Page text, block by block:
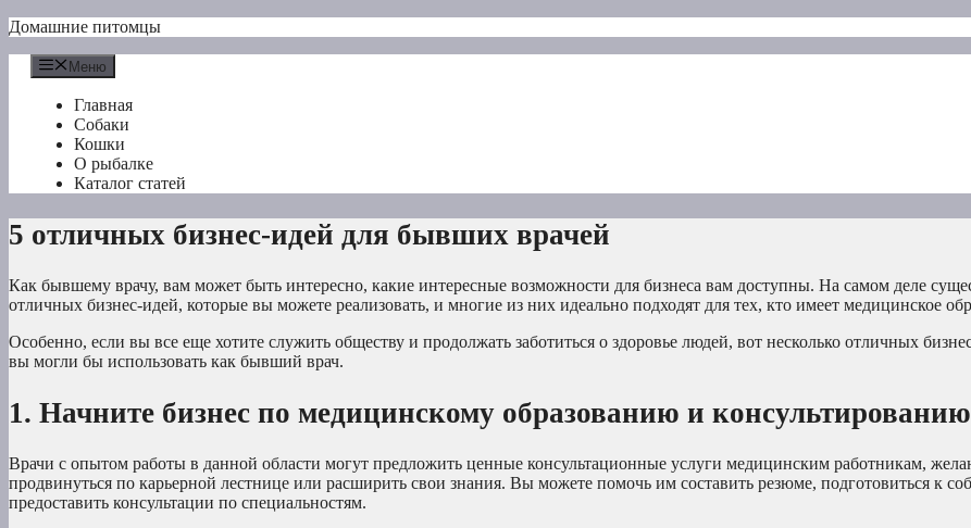
Перейти
содержимому
Домашние питомцы
Меню
Главная
Собаки
Кошки
О рыбалке
Каталог статей
5 отличных бизнес-идей для бывших врачей
Как бывшему врачу, вам может быть интересно, какие интересные возможности для бизнеса вам доступны. На самом деле
отличных бизнес-идей, которые вы можете реализовать, и многие из них идеально подходят для тех, кто имеет медицинское
Особенно, если вы все еще хотите служить обществу и продолжать заботиться о здоровье людей, вот несколько отличных
вы могли бы использовать как бывший врач.
1. Начните бизнес по медицинскому образованию и консультированию
Врачи с опытом работы в данной области могут предложить ценные консультационные услуги медицинским работникам,
продвинуться по карьерной лестнице или расширить свои знания. Вы можете помочь им составить резюме, подготовиться к
предоставить консультации по специальностям.